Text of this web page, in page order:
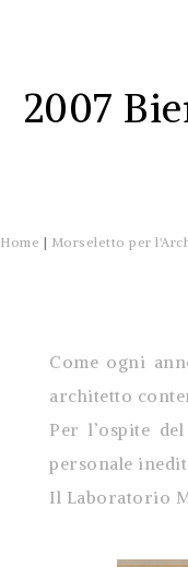
2007
Home | Morseletto per
Come ogni
architetto
Per l’ospite
personale
Il Laboratorio